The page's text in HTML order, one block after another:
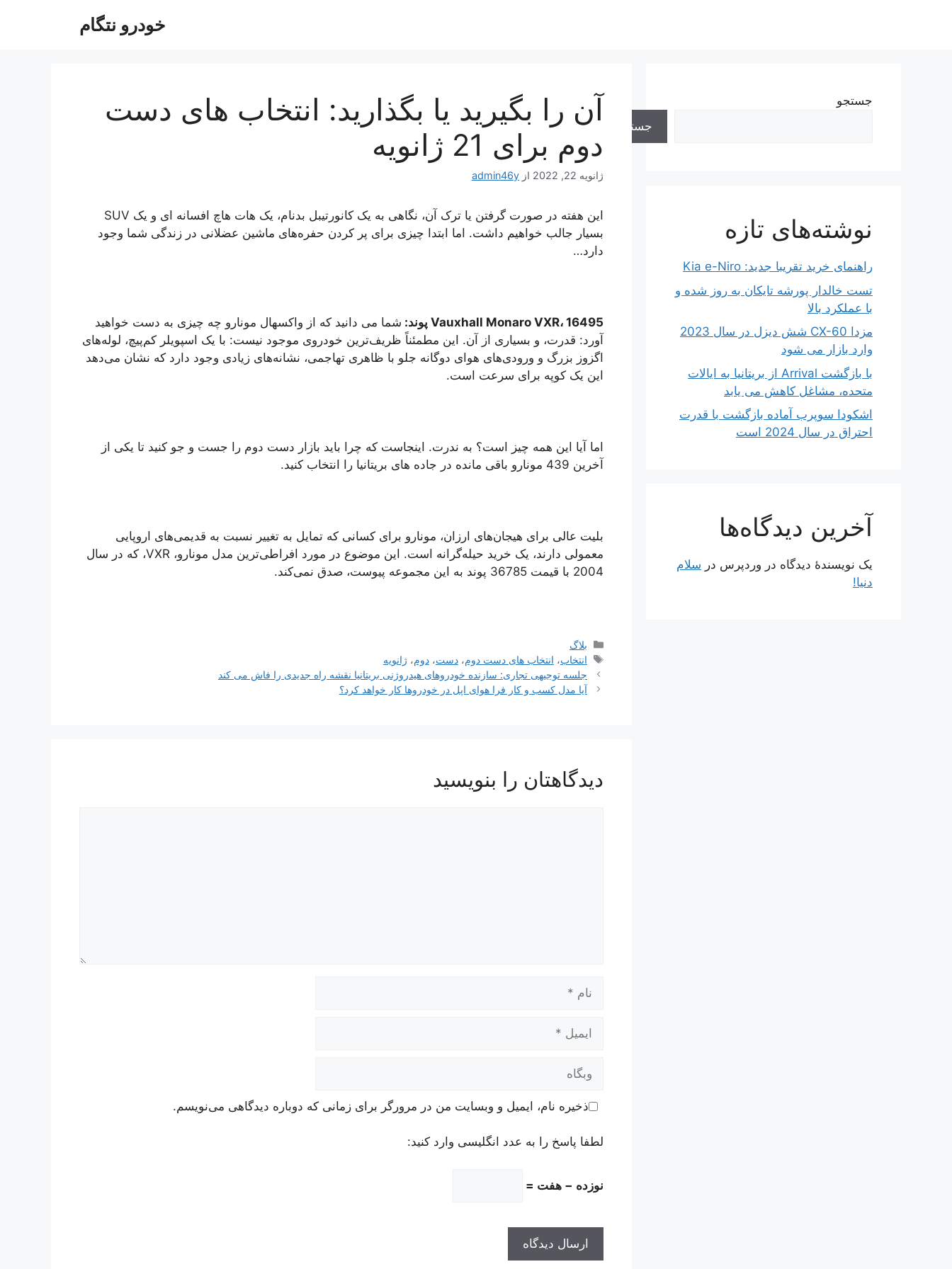
خودرو نتگام
آن را بگیرید یا بگذارید: انتخاب های دست
دوم برای 21 ژانویه
ژانویه 22, 2022 از admin46y
این هفته در صورت گرفتن یا ترک آن، نگاهی به یک کانورتیبل بدنام، یک هات هاچ افسانه ای و یک SUV
بسیار جالب خواهیم داشت. اما ابتدا چیزی برای پر کردن حفره‌های ماشین عضلانی در زندگی شما وجود
دارد…
Vauxhall Monaro VXR، 16495 پوند:
شما می دانید که از واکسهال مونارو چه چیزی به دست خواهید
آورد: قدرت، و بسیاری از آن. این مطمئناً ظریف‌ترین خودروی موجود نیست: با یک اسپویلر کم‌پیچ، لوله‌های
اگزوز بزرگ و ورودی‌های هوای دوگانه جلو با ظاهری تهاجمی، نشانه‌های زیادی وجود دارد که نشان می‌دهد
این یک کوپه برای سرعت است.
اما آیا این همه چیز است؟ به ندرت. اینجاست که چرا باید بازار دست دوم را جست و جو کنید تا یکی از
آخرین 439 مونارو باقی مانده در جاده های بریتانیا را انتخاب کنید.
بلیت عالی برای هیجان‌های ارزان، مونارو برای کسانی که تمایل به تغییر نسبت به قدیمی‌های اروپایی
معمولی دارند، یک خرید حیله‌گرانه است. این موضوع در مورد افراطی‌ترین مدل مونارو، VXR، که در سال
2004 با قیمت 36785 پوند به این مجموعه پیوست، صدق نمی‌کند.
دسته‌ها
بلاگ
برچسب‌ها
انتخاب، انتخاب های دست دوم،دست،دوم،ژانویه
ناوبری
نوشته‌ها
جلسه توجیهی تجاری: سازنده خودروهای هیدروژنی بریتانیا نقشه راه جدیدی را فاش می کند
آیا مدل کسب و کار فرا هوای اپل در خودروها کار خواهد کرد؟
دیدگاهتان را بنویسید
وبگاه
ذخیره نام، ایمیل و وبسایت من در مرورگر برای زمانی که دوباره دیدگاهی می‌نویسم.
لطفا پاسخ را به عدد انگلیسی وارد کنید:
نوزده − هفت =
جستجو
جستجو
نوشته‌های تازه
راهنمای خرید تقریبا جدید: Kia e-Niro
تست خالدار پورشه تایکان به روز شده و
با عملکرد بالا
مزدا CX-60 شش دیزل در سال 2023
وارد بازار می شود
با بازگشت Arrival از بریتانیا به ایالات
متحده، مشاغل کاهش می یابد
اشکودا سوپرب آماده بازگشت با قدرت
احتراق در سال 2024 است
آخرین دیدگاه‌ها
یک نویسندهٔ دیدگاه در وردپرس در سلام
دنیا!